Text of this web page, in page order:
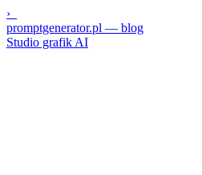
›_
promptgenerator.pl — blog
Studio grafik AI